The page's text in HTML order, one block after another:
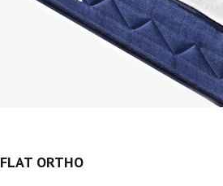
FLAT ORTHO